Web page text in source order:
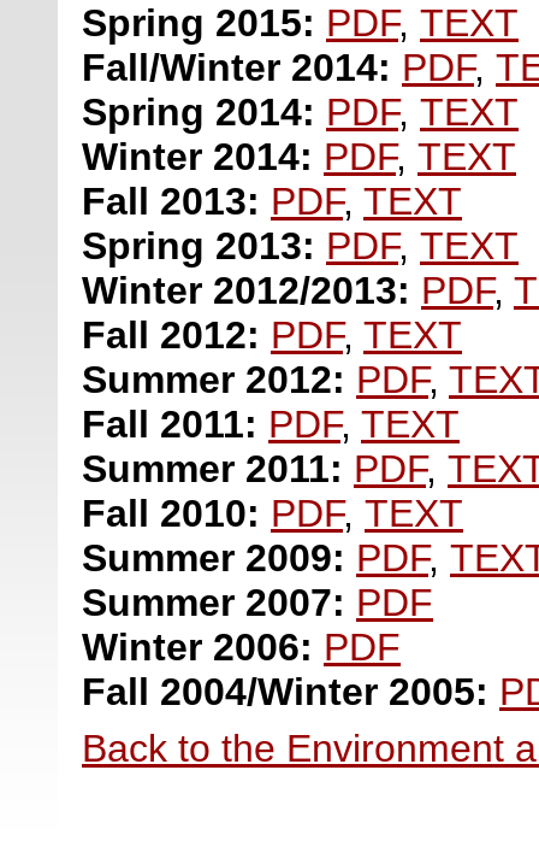
Spring 2015: PDF, TEXT
Fall/Winter 2014: PDF,
Spring 2014: PDF, TEXT
Winter 2014: PDF, TEXT
Fall 2013: PDF, TEXT
Spring 2013: PDF, TEXT
Winter 2012/2013: PDF,
Fall 2012: PDF, TEXT
Summer 2012: PDF,
Fall 2011: PDF, TEXT
Summer 2011: PDF,
Fall 2010: PDF, TEXT
Summer 2009: PDF,
Summer 2007: PDF
Winter 2006: PDF
Fall 2004/Winter 2005:
Back to the Environment